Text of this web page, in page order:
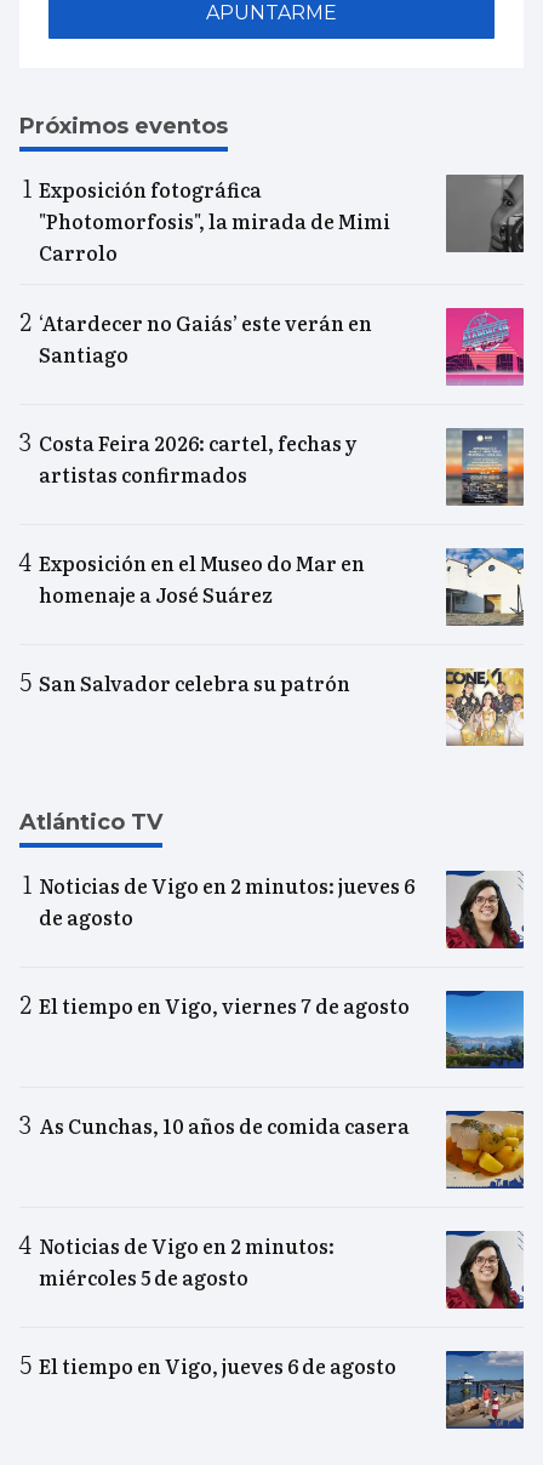
APUNTARME
Próximos eventos
Exposición fotográfica
"Photomorfosis", la mirada de Mimi
Carrolo
‘Atardecer no Gaiás’ este verán en
Santiago
Costa Feira 2026: cartel, fechas y
artistas confirmados
Exposición en el Museo do Mar en
homenaje a José Suárez
San Salvador celebra su patrón
Atlántico TV
Noticias de Vigo en 2 minutos: jueves 6
de agosto
El tiempo en Vigo, viernes 7 de agosto
As Cunchas, 10 años de comida casera
Noticias de Vigo en 2 minutos:
miércoles 5 de agosto
El tiempo en Vigo, jueves 6 de agosto